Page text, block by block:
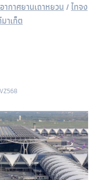
ากาศยานเถาหยวน /ไทจง
าเก็ต
VZ568